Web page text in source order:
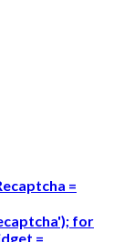
=
for
=